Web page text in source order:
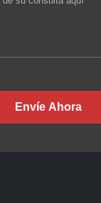
Envíe Ahora